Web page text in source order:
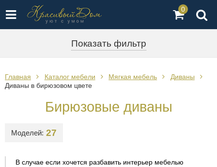
0
Показать фильтр
Главная Каталог мебели Мягкая мебель
Диваны
Диваны в бирюзовом цвете
Бирюзовые диваны
Моделей: 27
В случае если хочется разбавить интерьер мебелью